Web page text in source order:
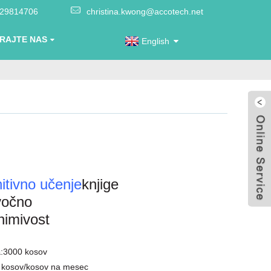
christina.kwong@accotech.net
NAS English
učenjeknjige
3000 kosov
kosov na mesec